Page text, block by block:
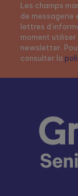
Les champs
de messagerie
lettres
moment utiliser
newsletter.
consulter la